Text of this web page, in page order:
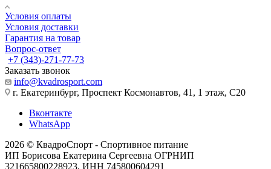
Условия оплаты
Условия доставки
Гарантия на товар
Вопрос-ответ
+7 (343)-271-77-73
Заказать звонок
info@kvadrosport.com
г. Екатеринбург, Проспект Космонавтов, 41, 1 этаж, С20
Вконтакте
WhatsApp
2026 © КвадроСпорт - Спортивное питание
ИП Борисова Екатерина Сергеевна ОГРНИП
321665800228923, ИНН 745800604291